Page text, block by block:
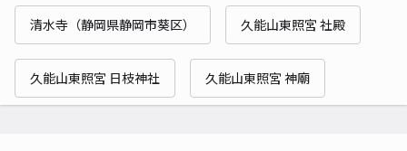
清水寺（静岡県静岡市葵区） 久能山東照宮 社殿
久能山東照宮 日枝神社 久能山東照宮 神廟